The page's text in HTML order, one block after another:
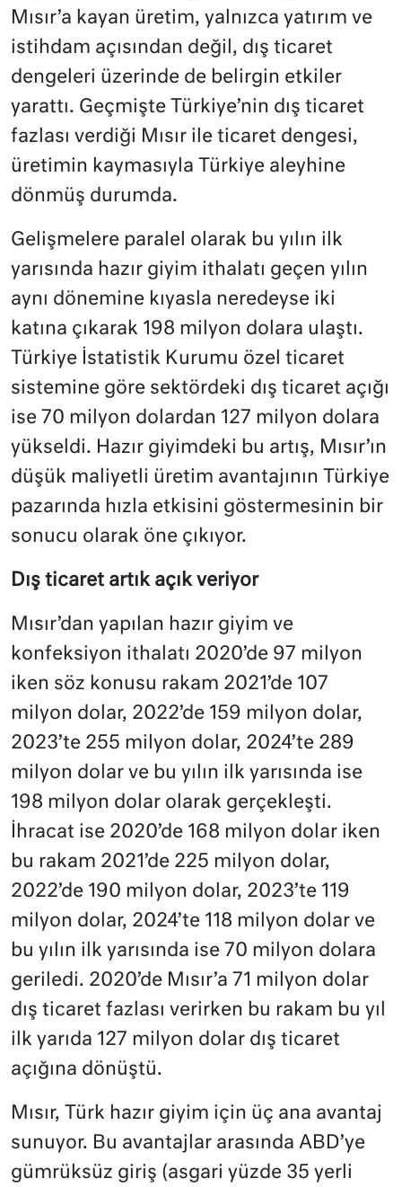
Mısır’a kayan üretim, yalnızca yatırım ve
istihdam açısından değil, dış ticaret
dengeleri üzerinde de belirgin etkiler
yarattı. Geçmişte Türkiye’nin dış ticaret
fazlası verdiği Mısır ile ticaret dengesi,
üretimin kaymasıyla Türkiye aleyhine
dönmüş durumda.
Gelişmelere paralel olarak bu yılın ilk
yarısında hazır giyim ithalatı geçen yılın
aynı dönemine kıyasla neredeyse iki
katına çıkarak 198 milyon dolara ulaştı.
Türkiye İstatistik Kurumu özel ticaret
sistemine göre sektördeki dış ticaret açığı
ise 70 milyon dolardan 127 milyon dolara
yükseldi. Hazır giyimdeki bu artış, Mısır’ın
düşük maliyetli üretim avantajının Türkiye
pazarında hızla etkisini göstermesinin bir
sonucu olarak öne çıkıyor.
Dış ticaret artık açık veriyor
Mısır’dan yapılan hazır giyim ve
konfeksiyon ithalatı 2020’de 97 milyon
iken söz konusu rakam 2021’de 107
milyon dolar, 2022’de 159 milyon dolar,
2023’te 255 milyon dolar, 2024’te 289
milyon dolar ve bu yılın ilk yarısında ise
198 milyon dolar olarak gerçekleşti.
İhracat ise 2020’de 168 milyon dolar iken
bu rakam 2021’de 225 milyon dolar,
2022’de 190 milyon dolar, 2023’te 119
milyon dolar, 2024’te 118 milyon dolar ve
bu yılın ilk yarısında ise 70 milyon dolara
geriledi. 2020’de Mısır’a 71 milyon dolar
dış ticaret fazlası verirken bu rakam bu yıl
ilk yarıda 127 milyon dolar dış ticaret
açığına dönüştü.
Mısır, Türk hazır giyim için üç ana avantaj
sunuyor. Bu avantajlar arasında ABD’ye
gümrüksüz giriş (asgari yüzde 35 yerli